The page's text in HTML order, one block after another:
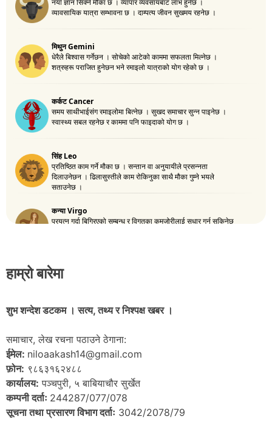
हाम्रो बारेमा
शुभ शन्देश डटकम । सत्य, तथ्य र निश्पक्ष खबर ।
समाचार, लेख रचना पठाउने ठेगाना:
ईमेल: niloaakash14@gmail.com
फ़ोन: ९८६३१६२४८८
कार्यालय: पञ्चपुरी, ५ बाबियाचौर सुर्खेत
कम्पनी दर्ताः 244287/077/078
सूचना तथा प्रसारण विभाग दर्ताः 3042/2078/79